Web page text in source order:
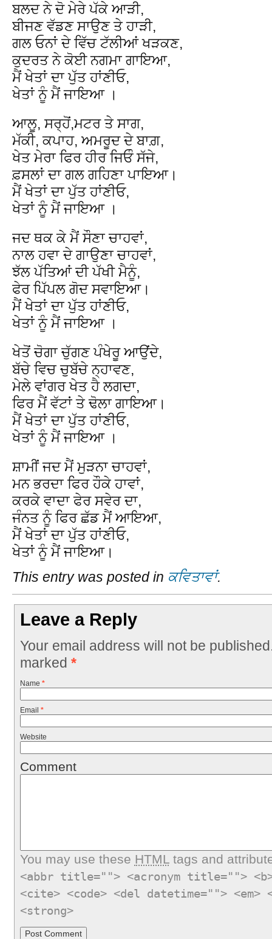
ਬਲਦ ਨੇ ਦੋ ਮੇਰੇ ਪੱਕੇ ਆੜੀ,
ਬੀਜਣ ਵੱਡਣ ਸਾਉਣ ਤੇ ਹਾੜੀ,
ਗਲ ਓਨਾਂ ਦੇ ਵਿੱਚ ਟੱਲੀਆਂ ਖੜਕਣ,
ਕੁਦਰਤ ਨੇ ਕੋਈ ਨਗਮਾ ਗਾਇਆ,
ਮੈਂ ਖੇਤਾਂ ਦਾ ਪੁੱਤ ਹਾਂਣੀਓ,
ਖੇਤਾਂ ਨੂੰ ਮੈਂ ਜਾਇਆ ।
ਆਲੂ, ਸਰ੍ਹੋਂ,ਮਟਰ ਤੇ ਸਾਗ,
ਮੱਕੀ, ਕਪਾਹ, ਅਮਰੂਦ ਦੇ ਬਾਗ਼,
ਖੇਤ ਮੇਰਾ ਫਿਰ ਹੀਰ ਜਿਓੰ ਸੱਜੇ,
ਫ਼ਸਲਾਂ ਦਾ ਗਲ ਗਹਿਣਾ ਪਾਇਆ।
ਮੈਂ ਖੇਤਾਂ ਦਾ ਪੁੱਤ ਹਾਂਣੀਓ,
ਖੇਤਾਂ ਨੂੰ ਮੈਂ ਜਾਇਆ ।
ਜਦ ਥਕ ਕੇ ਮੈਂ ਸੌਣਾ ਚਾਹਵਾਂ,
ਨਾਲ ਹਵਾ ਦੇ ਗਾਉਣਾ ਚਾਹਵਾਂ,
ਝੱਲ ਪੱਤਿਆਂ ਦੀ ਪੱਖੀ ਮੈਨੂੰ,
ਫੇਰ ਪਿੱਪਲ ਗੋਦ ਸਵਾਇਆ।
ਮੈਂ ਖੇਤਾਂ ਦਾ ਪੁੱਤ ਹਾਂਣੀਓ,
ਖੇਤਾਂ ਨੂੰ ਮੈਂ ਜਾਇਆ ।
ਖੇਤੋਂ ਚੋਗਾ ਚੁੱਗਣ ਪੰਖੇਰੂ ਆਉਂਦੇ,
ਬੱਚੇ ਵਿਚ ਚੁਬੱਚੇ ਨ੍ਹਾਵਣ,
ਮੇਲੇ ਵਾਂਗਰ ਖੇਤ ਹੈ ਲਗਦਾ,
ਫਿਰ ਮੈਂ ਵੱਟਾਂ ਤੇ ਢੋਲਾ ਗਾਇਆ।
ਮੈਂ ਖੇਤਾਂ ਦਾ ਪੁੱਤ ਹਾਂਣੀਓ,
ਖੇਤਾਂ ਨੂੰ ਮੈਂ ਜਾਇਆ ।
ਸ਼ਾਮੀਂ ਜਦ ਮੈਂ ਮੁੜਨਾ ਚਾਹਵਾਂ,
ਮਨ ਭਰਦਾ ਫਿਰ ਹੌਕੇ ਹਾਵਾਂ,
ਕਰਕੇ ਵਾਦਾ ਫੇਰ ਸਵੇਰ ਦਾ,
ਜੰਨਤ ਨੂੰ ਫਿਰ ਛੱਡ ਮੈਂ ਆਇਆ,
ਮੈਂ ਖੇਤਾਂ ਦਾ ਪੁੱਤ ਹਾਂਣੀਓ,
ਖੇਤਾਂ ਨੂੰ ਮੈਂ ਜਾਇਆ।
This entry was posted in ਕਵਿਤਾਵਾਂ.
Leave a Reply
Your email address will not be
marked *
Name *
Email *
Website
Comment
You may use these HTMLtags and
<abbr title=""> <acronym title="">
<cite> <code> <del datetime="">
<strong>